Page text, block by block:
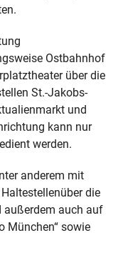
Ostbahnhof
über die
St.-Jakobs-
und
kann nur
werden.
anderem mit
die
außerdem auch auf
München“ sowie